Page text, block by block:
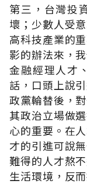
第三，台灣投
壞；少數人受
高科技產業的
影的辦法來，
金融經理人才
話，口頭上說
政黨輪替後，
其政治立場做
心的重要。在
才的引進可說
難得的人才熬
生活環境，反